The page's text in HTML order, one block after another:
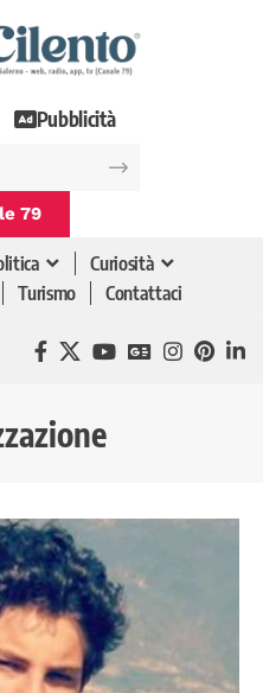
Pubblicità
79
Curiosità
Turismo Contattaci